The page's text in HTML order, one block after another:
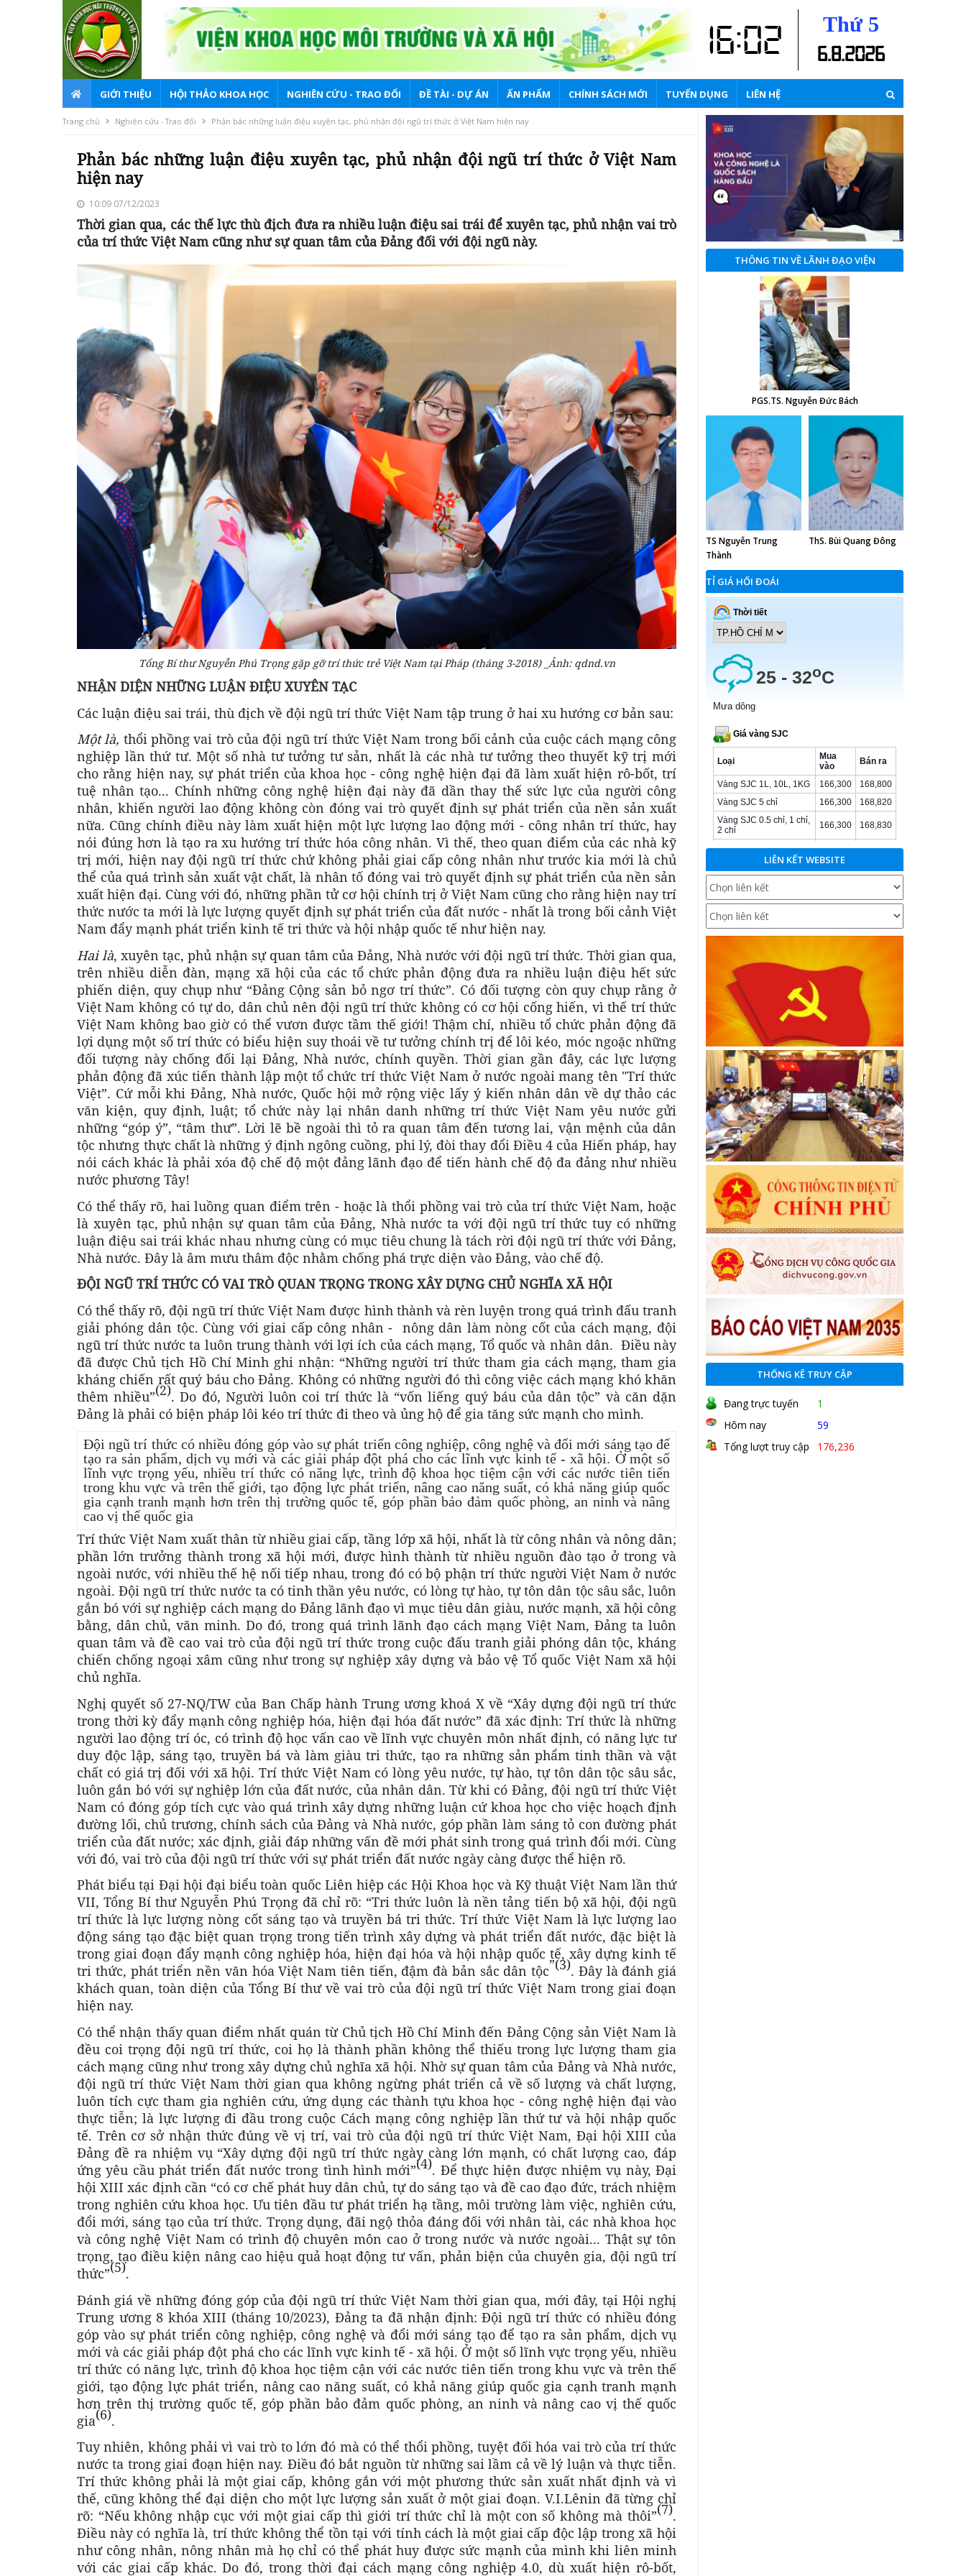
16:02 Thứ 5
6.8.2026
GIỚI THIỆU HỘI THẢO KHOA HỌC NGHIÊN CỨU - TRAO ĐỔI ĐỀ TÀI - DỰ ÁN ẤN PHẨM CHÍNH SÁCH MỚI TUYỂN DỤNG LIÊN HỆ
Trang chủ Nghiên cứu - Trao đổi Phản bác những luận điệu xuyên tạc, phủ nhận đội ngũ trí thức ở Việt Nam hiện nay
Phản bác những luận điệu xuyên tạc, phủ nhận đội ngũ trí thức ở Việt Nam
hiện nay
10:09 07/12/2023
Thời gian qua, các thế lực thù địch đưa ra nhiều luận điệu sai trái để xuyên tạc, phủ nhận vai trò
của trí thức Việt Nam cũng như sự quan tâm của Đảng đối với đội ngũ này.
Tổng Bí thư Nguyễn Phú Trọng gặp gỡ trí thức trẻ Việt Nam tại Pháp (tháng 3-2018) _Ảnh: qdnd.vn
NHẬN DIỆN NHỮNG LUẬN ĐIỆU XUYÊN TẠC
Các luận điệu sai trái, thù địch về đội ngũ trí thức Việt Nam tập trung ở hai xu hướng cơ bản sau:
Một là, thổi phồng vai trò của đội ngũ trí thức Việt Nam trong bối cảnh của cuộc cách mạng công
nghiệp lần thứ tư. Một số nhà tư tưởng tư sản, nhất là các nhà tư tưởng theo thuyết kỹ trị mới
cho rằng hiện nay, sự phát triển của khoa học - công nghệ hiện đại đã làm xuất hiện rô-bốt, trí
tuệ nhân tạo... Chính những công nghệ hiện đại này đã dần thay thế sức lực của người công
nhân, khiến người lao động không còn đóng vai trò quyết định sự phát triển của nền sản xuất
nữa. Cũng chính điều này làm xuất hiện một lực lượng lao động mới - công nhân trí thức, hay
nói đúng hơn là tạo ra xu hướng trí thức hóa công nhân. Vì thế, theo quan điểm của các nhà kỹ
trị mới, hiện nay đội ngũ trí thức chứ không phải giai cấp công nhân như trước kia mới là chủ
thể của quá trình sản xuất vật chất, là nhân tố đóng vai trò quyết định sự phát triển của nền sản
xuất hiện đại. Cùng với đó, những phần tử cơ hội chính trị ở Việt Nam cũng cho rằng hiện nay trí
thức nước ta mới là lực lượng quyết định sự phát triển của đất nước - nhất là trong bối cảnh Việt
Nam đẩy mạnh phát triển kinh tế tri thức và hội nhập quốc tế như hiện nay.
Hai là, xuyên tạc, phủ nhận sự quan tâm của Đảng, Nhà nước với đội ngũ trí thức. Thời gian qua,
trên nhiều diễn đàn, mạng xã hội của các tổ chức phản động đưa ra nhiều luận điệu hết sức
phiến diện, quy chụp như “Đảng Cộng sản bỏ ngơ trí thức”. Có đối tượng còn quy chụp rằng ở
Việt Nam không có tự do, dân chủ nên đội ngũ trí thức không có cơ hội cống hiến, vì thế trí thức
Việt Nam không bao giờ có thể vươn được tầm thế giới! Thậm chí, nhiều tổ chức phản động đã
lợi dụng một số trí thức có biểu hiện suy thoái về tư tưởng chính trị để lôi kéo, móc ngoặc những
đối tượng này chống đối lại Đảng, Nhà nước, chính quyền. Thời gian gần đây, các lực lượng
phản động đã xúc tiến thành lập một tổ chức trí thức Việt Nam ở nước ngoài mang tên "Trí thức
Việt”. Cứ mỗi khi Đảng, Nhà nước, Quốc hội mở rộng việc lấy ý kiến nhân dân về dự thảo các
văn kiện, quy định, luật; tổ chức này lại nhân danh những trí thức Việt Nam yêu nước gửi
những “góp ý”, “tâm thư”. Lời lẽ bề ngoài thì tỏ ra quan tâm đến tương lai, vận mệnh của dân
tộc nhưng thực chất là những ý định ngông cuồng, phi lý, đòi thay đổi Điều 4 của Hiến pháp, hay
nói cách khác là phải xóa độ chế độ một đảng lãnh đạo để tiến hành chế độ đa đảng như nhiều
nước phương Tây!
Có thể thấy rõ, hai luồng quan điểm trên - hoặc là thổi phồng vai trò của trí thức Việt Nam, hoặc
là xuyên tạc, phủ nhận sự quan tâm của Đảng, Nhà nước ta với đội ngũ trí thức tuy có những
luận điệu sai trái khác nhau nhưng cùng có mục tiêu chung là tách rời đội ngũ trí thức với Đảng,
Nhà nước. Đây là âm mưu thâm độc nhằm chống phá trực diện vào Đảng, vào chế độ.
ĐỘI NGŨ TRÍ THỨC CÓ VAI TRÒ QUAN TRỌNG TRONG XÂY DỰNG CHỦ NGHĨA XÃ HỘI
Có thể thấy rõ, đội ngũ trí thức Việt Nam được hình thành và rèn luyện trong quá trình đấu tranh
giải phóng dân tộc. Cùng với giai cấp công nhân - nông dân làm nòng cốt của cách mạng, đội
ngũ trí thức nước ta luôn trung thành với lợi ích của cách mạng, Tổ quốc và nhân dân. Điều này
đã được Chủ tịch Hồ Chí Minh ghi nhận: “Những người trí thức tham gia cách mạng, tham gia
kháng chiến rất quý báu cho Đảng. Không có những người đó thì công việc cách mạng khó khăn
thêm nhiều”(2). Do đó, Người luôn coi trí thức là “vốn liếng quý báu của dân tộc” và căn dặn
Đảng là phải có biện pháp lôi kéo trí thức đi theo và ủng hộ để gia tăng sức mạnh cho mình.
Đội ngũ trí thức có nhiều đóng góp vào sự phát triển công nghiệp, công nghệ và đổi mới sáng tạo để
tạo ra sản phẩm, dịch vụ mới và các giải pháp đột phá cho các lĩnh vực kinh tế - xã hội. Ở một số
lĩnh vực trọng yếu, nhiều trí thức có năng lực, trình độ khoa học tiệm cận với các nước tiên tiến
trong khu vực và trên thế giới, tạo động lực phát triển, nâng cao năng suất, có khả năng giúp quốc
gia cạnh tranh mạnh hơn trên thị trường quốc tế, góp phần bảo đảm quốc phòng, an ninh và nâng
cao vị thế quốc gia
Trí thức Việt Nam xuất thân từ nhiều giai cấp, tầng lớp xã hội, nhất là từ công nhân và nông dân;
phần lớn trưởng thành trong xã hội mới, được hình thành từ nhiều nguồn đào tạo ở trong và
ngoài nước, với nhiều thế hệ nối tiếp nhau, trong đó có bộ phận trí thức người Việt Nam ở nước
ngoài. Đội ngũ trí thức nước ta có tinh thần yêu nước, có lòng tự hào, tự tôn dân tộc sâu sắc, luôn
gắn bó với sự nghiệp cách mạng do Đảng lãnh đạo vì mục tiêu dân giàu, nước mạnh, xã hội công
bằng, dân chủ, văn minh. Do đó, trong quá trình lãnh đạo cách mạng Việt Nam, Đảng ta luôn
quan tâm và đề cao vai trò của đội ngũ trí thức trong cuộc đấu tranh giải phóng dân tộc, kháng
chiến chống ngoại xâm cũng như trong sự nghiệp xây dựng và bảo vệ Tổ quốc Việt Nam xã hội
chủ nghĩa.
Nghị quyết số 27-NQ/TW của Ban Chấp hành Trung ương khoá X về “Xây dựng đội ngũ trí thức
trong thời kỳ đẩy mạnh công nghiệp hóa, hiện đại hóa đất nước” đã xác định: Trí thức là những
người lao động trí óc, có trình độ học vấn cao về lĩnh vực chuyên môn nhất định, có năng lực tư
duy độc lập, sáng tạo, truyền bá và làm giàu tri thức, tạo ra những sản phẩm tinh thần và vật
chất có giá trị đối với xã hội. Trí thức Việt Nam có lòng yêu nước, tự hào, tự tôn dân tộc sâu sắc,
luôn gắn bó với sự nghiệp lớn của đất nước, của nhân dân. Từ khi có Đảng, đội ngũ trí thức Việt
Nam có đóng góp tích cực vào quá trình xây dựng những luận cứ khoa học cho việc hoạch định
đường lối, chủ trương, chính sách của Đảng và Nhà nước, góp phần làm sáng tỏ con đường phát
triển của đất nước; xác định, giải đáp những vấn đề mới phát sinh trong quá trình đổi mới. Cùng
với đó, vai trò của đội ngũ trí thức với sự phát triển đất nước ngày càng được thể hiện rõ.
Phát biểu tại Đại hội đại biểu toàn quốc Liên hiệp các Hội Khoa học và Kỹ thuật Việt Nam lần thứ
VII, Tổng Bí thư Nguyễn Phú Trọng đã chỉ rõ: “Tri thức luôn là nền tảng tiến bộ xã hội, đội ngũ
trí thức là lực lượng nòng cốt sáng tạo và truyền bá tri thức. Trí thức Việt Nam là lực lượng lao
động sáng tạo đặc biệt quan trọng trong tiến trình xây dựng và phát triển đất nước, đặc biệt là
trong giai đoạn đẩy mạnh công nghiệp hóa, hiện đại hóa và hội nhập quốc tế, xây dựng kinh tế
tri thức, phát triển nền văn hóa Việt Nam tiên tiến, đậm đà bản sắc dân tộc”(3). Đây là đánh giá
khách quan, toàn diện của Tổng Bí thư về vai trò của đội ngũ trí thức Việt Nam trong giai đoạn
hiện nay.
Có thể nhận thấy quan điểm nhất quán từ Chủ tịch Hồ Chí Minh đến Đảng Cộng sản Việt Nam là
đều coi trọng đội ngũ trí thức, coi họ là thành phần không thể thiếu trong lực lượng tham gia
cách mạng cũng như trong xây dựng chủ nghĩa xã hội. Nhờ sự quan tâm của Đảng và Nhà nước,
đội ngũ trí thức Việt Nam thời gian qua không ngừng phát triển cả về số lượng và chất lượng,
luôn tích cực tham gia nghiên cứu, ứng dụng các thành tựu khoa học - công nghệ hiện đại vào
thực tiễn; là lực lượng đi đầu trong cuộc Cách mạng công nghiệp lần thứ tư và hội nhập quốc
tế. Trên cơ sở nhận thức đúng về vị trí, vai trò của đội ngũ trí thức Việt Nam, Đại hội XIII của
Đảng đề ra nhiệm vụ “Xây dựng đội ngũ trí thức ngày càng lớn mạnh, có chất lượng cao, đáp
ứng yêu cầu phát triển đất nước trong tình hình mới”(4). Để thực hiện được nhiệm vụ này, Đại
hội XIII xác định cần “có cơ chế phát huy dân chủ, tự do sáng tạo và đề cao đạo đức, trách nhiệm
trong nghiên cứu khoa học. Ưu tiên đầu tư phát triển hạ tầng, môi trường làm việc, nghiên cứu,
đổi mới, sáng tạo của trí thức. Trọng dụng, đãi ngộ thỏa đáng đối với nhân tài, các nhà khoa học
và công nghệ Việt Nam có trình độ chuyên môn cao ở trong nước và nước ngoài... Thật sự tôn
trọng, tạo điều kiện nâng cao hiệu quả hoạt động tư vấn, phản biện của chuyên gia, đội ngũ trí
thức”(5).
Đánh giá về những đóng góp của đội ngũ trí thức Việt Nam thời gian qua, mới đây, tại Hội nghị
Trung ương 8 khóa XIII (tháng 10/2023), Đảng ta đã nhận định: Đội ngũ trí thức có nhiều đóng
góp vào sự phát triển công nghiệp, công nghệ và đổi mới sáng tạo để tạo ra sản phẩm, dịch vụ
mới và các giải pháp đột phá cho các lĩnh vực kinh tế - xã hội. Ở một số lĩnh vực trọng yếu, nhiều
trí thức có năng lực, trình độ khoa học tiệm cận với các nước tiên tiến trong khu vực và trên thế
giới, tạo động lực phát triển, nâng cao năng suất, có khả năng giúp quốc gia cạnh tranh mạnh
hơn trên thị trường quốc tế, góp phần bảo đảm quốc phòng, an ninh và nâng cao vị thế quốc
gia(6).
Tuy nhiên, không phải vì vai trò to lớn đó mà có thể thổi phồng, tuyệt đối hóa vai trò của trí thức
nước ta trong giai đoạn hiện nay. Điều đó bắt nguồn từ những sai lầm cả về lý luận và thực tiễn.
Trí thức không phải là một giai cấp, không gắn với một phương thức sản xuất nhất định và vì
thế, cũng không thể đại diện cho một lực lượng sản xuất ở một giai đoạn. V.I.Lênin đã từng chỉ
rõ: “Nếu không nhập cục với một giai cấp thì giới trí thức chỉ là một con số không mà thôi”(7).
Điều này có nghĩa là, trí thức không thể tồn tại với tính cách là một giai cấp độc lập trong xã hội
như công nhân, nông nhân mà họ chỉ có thể phát huy được sức mạnh của mình khi liên minh
với các giai cấp khác. Do đó, trong thời đại cách mạng công nghiệp 4.0, dù xuất hiện rô-bốt,
THÔNG TIN VỀ LÃNH ĐẠO VIỆN
PGS.TS. Nguyễn Đức Bách
TS Nguyễn Trung
Thành
ThS. Bùi Quang Đông
TỈ GIÁ HỐI ĐOÁI
LIÊN KẾT WEBSITE
THỐNG KÊ TRUY CẬP
Đang trực tuyến
1
Hôm nay
59
Tổng lượt truy cập
176,236